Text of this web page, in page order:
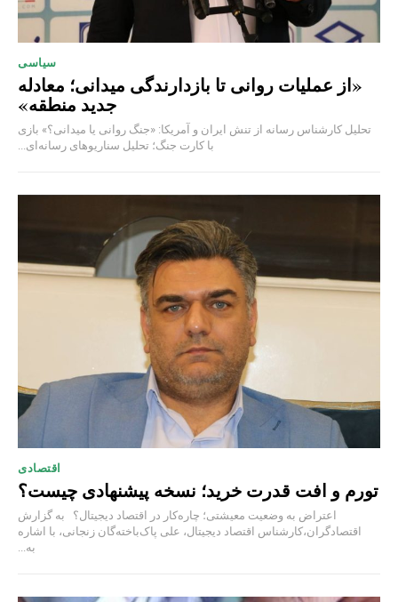
سیاسی
«از عملیات روانی تا بازدارندگی میدانی؛ معادله
جدید منطقه»
تحلیل کارشناس رسانه از تنش ایران و آمریکا: «جنگ روانی یا میدانی؟» بازی
با کارت جنگ؛ تحلیل سناریوهای رسانه‌ای...
اقتصادی
تورم و افت قدرت خرید؛ نسخه پیشنهادی چیست؟
اعتراض به وضعیت معیشتی؛ چاره‌کار در اقتصاد دیجیتال؟ به گزارش
اقتصادگران،کارشناس اقتصاد دیجیتال، علی پاک‌باخته‌گان زنجانی، با اشاره
به...